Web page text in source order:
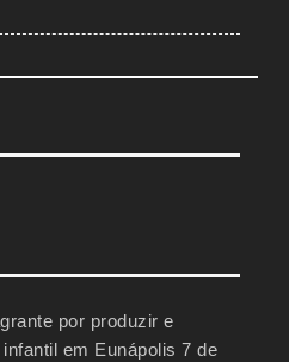
por produzir e
em Eunápolis 7 de